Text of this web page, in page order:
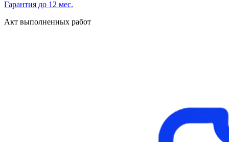
Гарантия до 12 мес.
Акт выполненных работ